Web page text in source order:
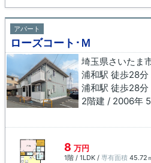
アパート
ローズコート･Ｍ
埼玉県さいたま
2階建 / 2006年
8 万円
1階 / 1LDK / 専有面積 45.72